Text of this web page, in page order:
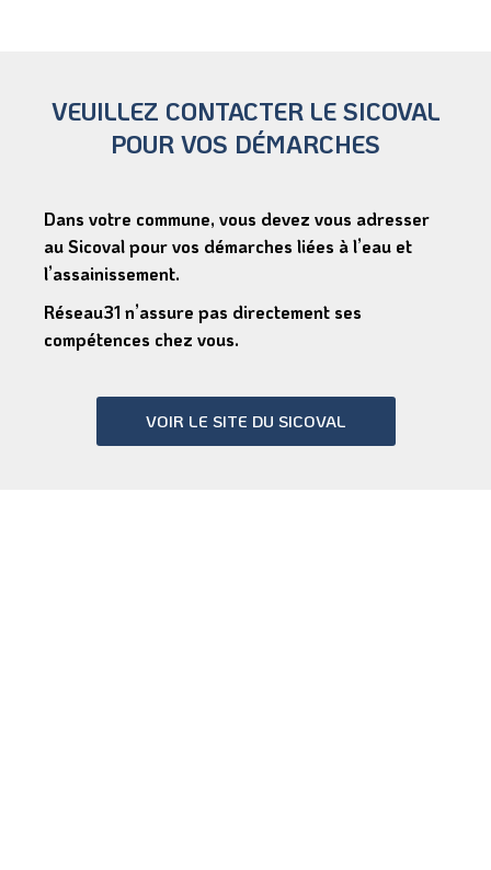
VEUILLEZ CONTACTER LE SICOVAL
POUR VOS DÉMARCHES
Dans votre commune, vous devez vous adresser
au Sicoval pour vos démarches liées à l’eau et
l’assainissement.
Réseau31 n’assure pas directement ses
compétences chez vous.
VOIR LE SITE DU SICOVAL